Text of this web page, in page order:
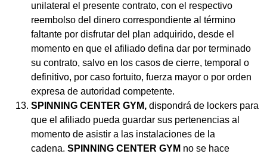
unilateral el presente contrato, con el respectivo
reembolso del dinero correspondiente al término
faltante por disfrutar del plan adquirido, desde el
momento en que el afiliado defina dar por terminado
su contrato, salvo en los casos de cierre, temporal o
definitivo, por caso fortuito, fuerza mayor o por orden
expresa de autoridad competente.
SPINNING CENTER GYM, dispondrá de lockers para
que el afiliado pueda guardar sus pertenencias al
momento de asistir a las instalaciones de la
cadena. SPINNING CENTER GYM no se hace